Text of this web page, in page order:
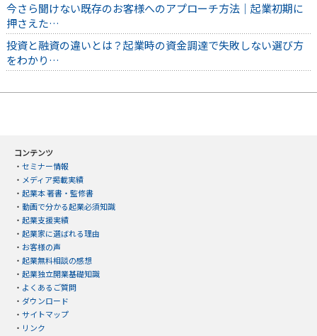
今さら聞けない既存のお客様へのアプローチ方法｜起業初期に
押さえた…
投資と融資の違いとは？起業時の資金調達で失敗しない選び方
をわかり…
コンテンツ
・ セミナー情報
・ メディア掲載実績
・ 起業本 著書・監修書
・ 動画で分かる起業必須知識
・ 起業支援実績
・ 起業家に選ばれる理由
・ お客様の声
・ 起業無料相談の感想
・ 起業独立開業基礎知識
・ よくあるご質問
・ ダウンロード
・ サイトマップ
・ リンク